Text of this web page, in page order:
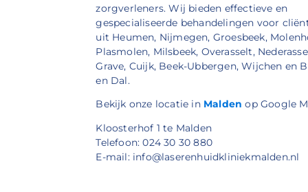
zorgverleners. Wij bieden effectieve en
gespecialiseerde behandelingen voor
uit Heumen, Nijmegen, Groesbeek,
Plasmolen, Milsbeek, Overasselt,
Grave, Cuijk, Beek-Ubbergen, Wijchen en
en Dal.
Bekijk onze locatie in Malden op Google
Kloosterhof 1 te Malden
Telefoon: 024 30 30 880
E-mail: info@laserenhuidkliniekmalden.nl